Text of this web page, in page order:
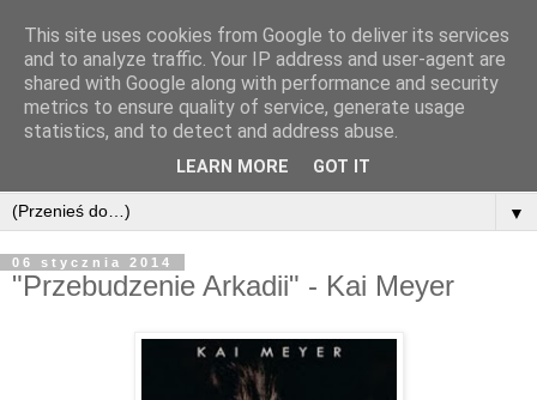
▼
06 stycznia 2014
"Przebudzenie Arkadii" - Kai Meyer
This site uses cookies from Google to deliver its services
and to analyze traffic. Your IP address and user-agent are
shared with Google along with performance and security
metrics to ensure quality of service, generate usage
statistics, and to detect and address abuse.
LEARN MORE GOT IT